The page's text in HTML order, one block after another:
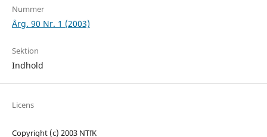
Nummer
Årg. 90 Nr. 1 (2003)
Sektion
Indhold
Licens
Copyright (c) 2003 NTfK